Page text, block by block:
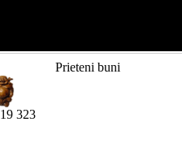
Prieteni buni
19 323